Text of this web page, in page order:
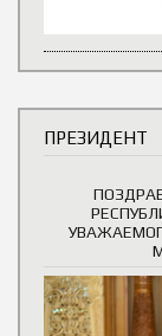
ПРЕЗИДЕНТ